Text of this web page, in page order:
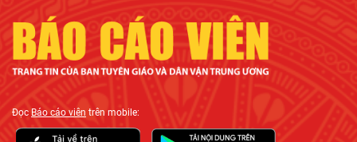
ĐọcBáo cáo viên trên mobile: